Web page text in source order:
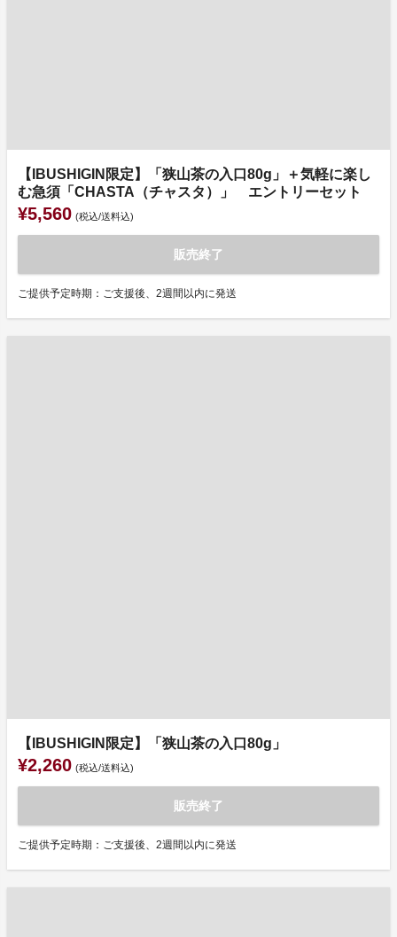
【IBUSHIGIN限定】「狭山茶の入口80g」＋気軽に楽し
む急須「CHASTA（チャスタ）」 エントリーセット
¥5,560 (税込/送料込)
販売終了
ご提供予定時期：ご支援後、2週間以内に発送
【IBUSHIGIN限定】「狭山茶の入口80g」
¥2,260 (税込/送料込)
販売終了
ご提供予定時期：ご支援後、2週間以内に発送